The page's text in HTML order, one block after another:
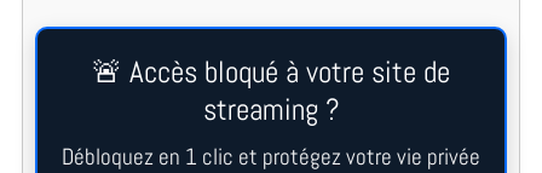
🚨 Accès bloqué à votre site de
streaming ?
Débloquez en 1 clic et protégez votre vie privée